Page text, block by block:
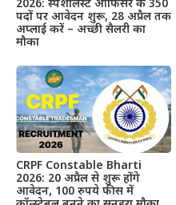
2026: स्पेशलिस्ट ऑफिसर के 350
पदों पर आवेदन शुरू, 28 अप्रैल तक
अप्लाई करें – अच्छी सैलरी का
मौका
CRPF Constable Bharti
2026: 20 अप्रैल से शुरू होंगे
आवेदन, 100 रुपये फीस में